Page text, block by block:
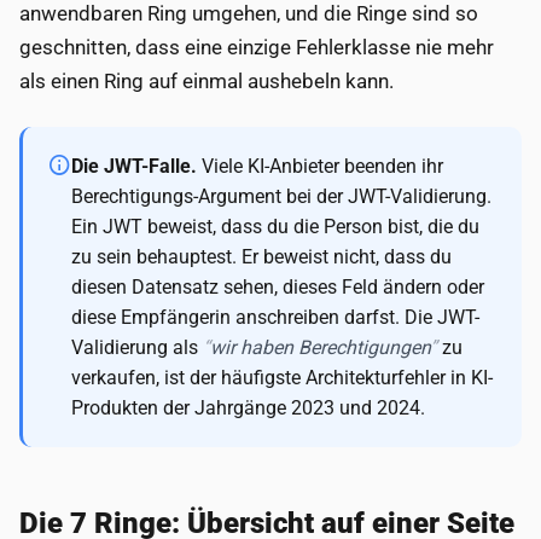
anwendbaren Ring umgehen, und die Ringe sind so
geschnitten, dass eine einzige Fehlerklasse nie mehr
als einen Ring auf einmal aushebeln kann.
Die JWT-Falle. Viele KI-Anbieter beenden ihr
Berechtigungs-Argument bei der JWT-Validierung.
Ein JWT beweist, dass du die Person bist, die du
zu sein behauptest. Er beweist nicht, dass du
diesen Datensatz sehen, dieses Feld ändern oder
diese Empfängerin anschreiben darfst. Die JWT-
Validierung als wir haben Berechtigungen zu
verkaufen, ist der häufigste Architekturfehler in KI-
Produkten der Jahrgänge 2023 und 2024.
Die 7 Ringe: Übersicht auf einer Seite